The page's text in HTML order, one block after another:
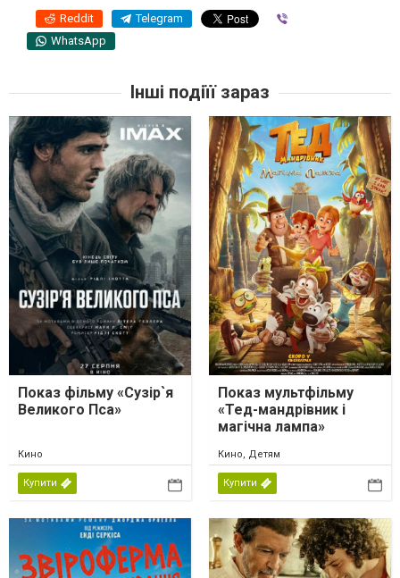
Reddit Telegram
WhatsApp
Інші подіїї зараз
Показ фільму «Сузір`я
Великого Пса»
Кино
Купити
Показ мультфільму
«Тед-мандрівник і
магічна лампа»
Кино, Детям
Купити